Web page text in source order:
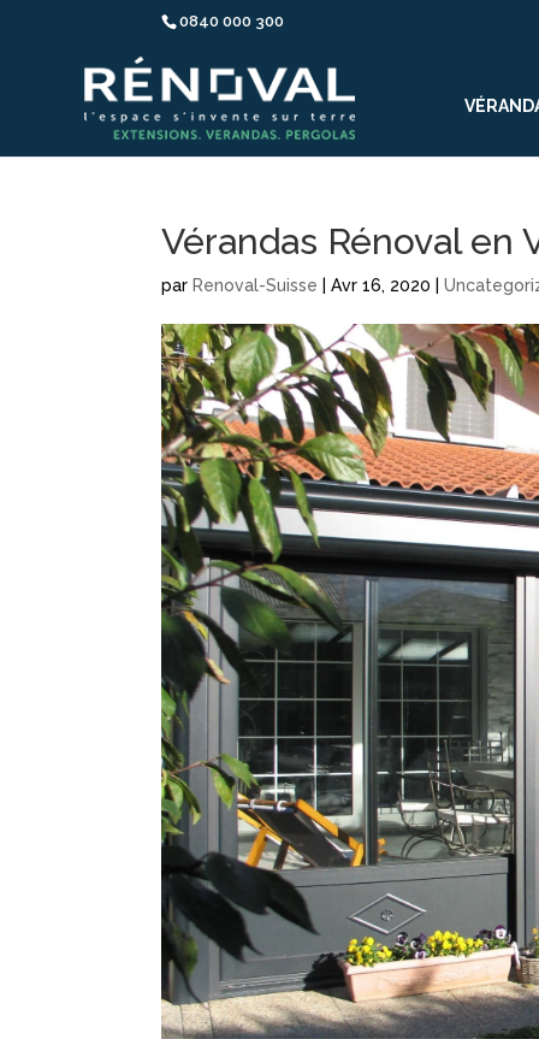
0840 000 300
Vérandas Rénoval en
par Renoval-Suisse |Avr 16, 2020 |